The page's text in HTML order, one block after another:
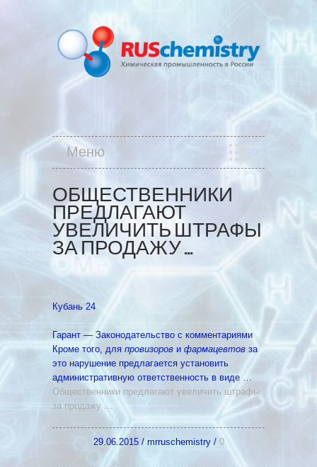
Меню
ОБЩЕСТВЕННИКИ
ПРЕДЛАГАЮТ
УВЕЛИЧИТЬ ШТРАФЫ
ЗА ПРОДАЖУ …
Кубань 24
Гарант — Законодательство с комментариями
Кроме того, для провизоров и фармацевтов за
это нарушение предлагается установить
административную ответственность в виде …
Общественники предлагают увеличить штрафы
за продажу …
29.06.2015/ mrruschemistry/ 0